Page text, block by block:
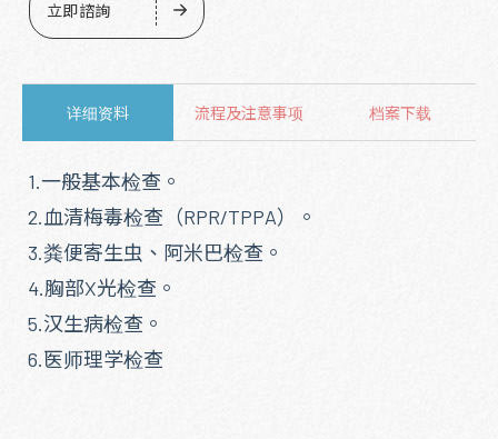
立即諮詢
详细资料 流程及注意事项 档案下载
1.一般基本检查。
2.血清梅毒检查（RPR/TPPA）。
3.粪便寄生虫、阿米巴检查。
4.胸部X光检查。
5.汉生病检查。
6.医师理学检查